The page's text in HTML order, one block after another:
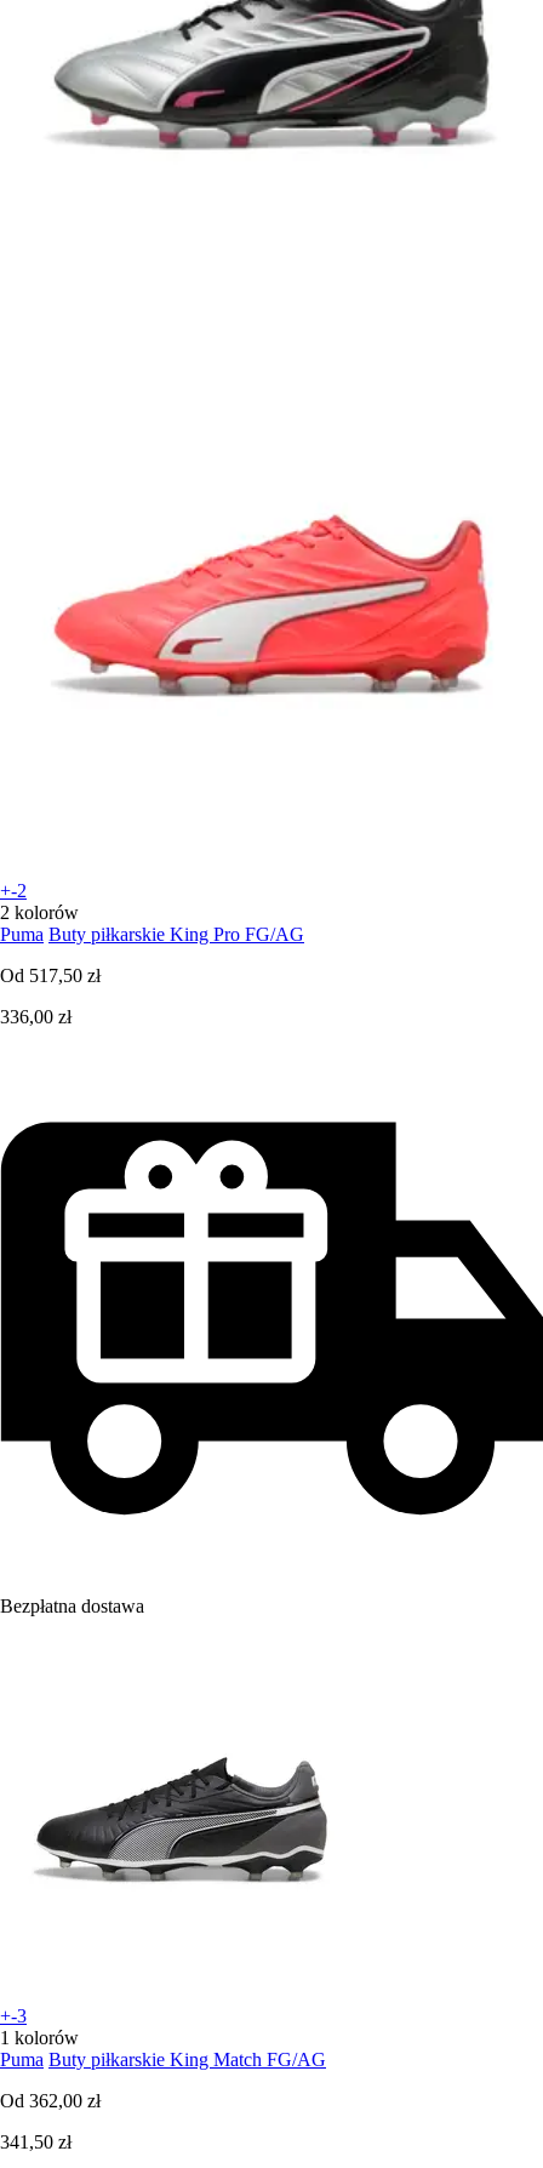
+-2
2 kolorów
Puma Buty piłkarskie King Pro FG/AG
Od 517,50 zł
336,00 zł
Bezpłatna dostawa
+-3
1 kolorów
Puma Buty piłkarskie King Match FG/AG
Od 362,00 zł
341,50 zł